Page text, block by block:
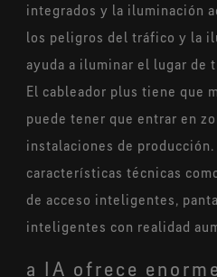
integrados y la iluminación
los peligros del tráfico y la
ayuda a iluminar el lugar de
El cableador plus tiene que
puede tener que entrar en
instalaciones de
características técnicas
de acceso inteligentes,
inteligentes con realidad
a IA ofrece